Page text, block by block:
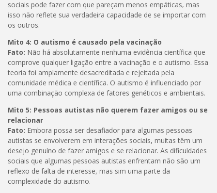
sociais pode fazer com que pareçam menos empáticas, mas
isso não reflete sua verdadeira capacidade de se importar com
os outros.
Mito 4: O autismo é causado pela vacinação
Fato: Não há absolutamente nenhuma evidência científica que
comprove qualquer ligação entre a vacinação e o autismo. Essa
teoria foi amplamente desacreditada e rejeitada pela
comunidade médica e científica. O autismo é influenciado por
uma combinação complexa de fatores genéticos e ambientais.
Mito 5: Pessoas autistas não querem fazer amigos ou se
relacionar
Fato: Embora possa ser desafiador para algumas pessoas
autistas se envolverem em interações sociais, muitas têm um
desejo genuíno de fazer amigos e se relacionar. As dificuldades
sociais que algumas pessoas autistas enfrentam não são um
reflexo de falta de interesse, mas sim uma parte da
complexidade do autismo.